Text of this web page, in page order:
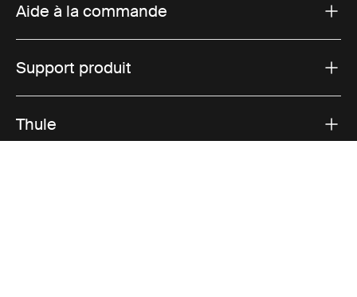
Aide à la commande
Support produit
Thule